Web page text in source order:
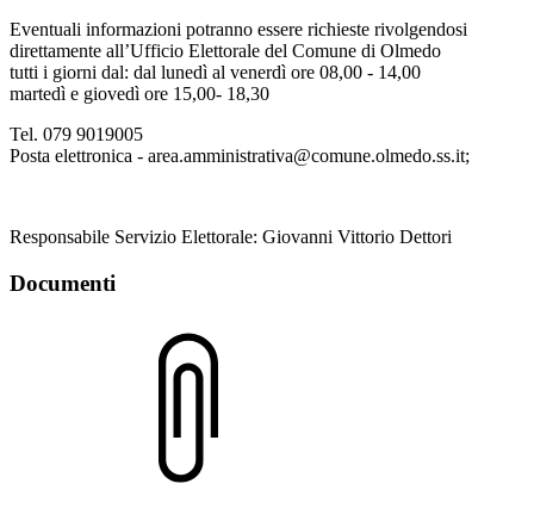
Eventuali informazioni potranno essere richieste rivolgendosi
direttamente all’Ufficio Elettorale del Comune di Olmedo
tutti i giorni dal: dal lunedì al venerdì ore 08,00 - 14,00
martedì e giovedì ore 15,00- 18,30
Tel. 079 9019005
Posta elettronica - area.amministrativa@comune.olmedo.ss.it;
Responsabile Servizio Elettorale: Giovanni Vittorio Dettori
Documenti